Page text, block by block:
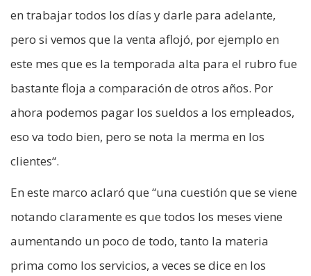
en trabajar todos los días y darle para adelante,
pero si vemos que la venta aflojó, por ejemplo en
este mes que es la temporada alta para el rubro fue
bastante floja a comparación de otros años. Por
ahora podemos pagar los sueldos a los empleados,
eso va todo bien, pero se nota la merma en los
clientes“.
En este marco aclaró que “una cuestión que se viene
notando claramente es que todos los meses viene
aumentando un poco de todo, tanto la materia
prima como los servicios, a veces se dice en los